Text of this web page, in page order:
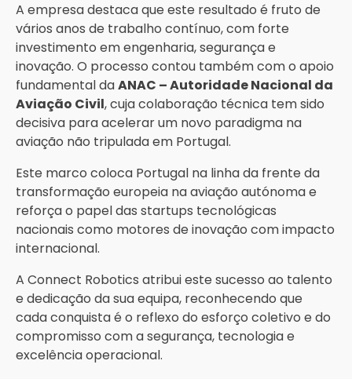
A empresa destaca que este resultado é fruto de
vários anos de trabalho contínuo, com forte
investimento em engenharia, segurança e
inovação. O processo contou também com o apoio
fundamental daANAC – Autoridade Nacional da
Aviação Civil, cuja colaboração técnica tem sido
decisiva para acelerar um novo paradigma na
aviação não tripulada em Portugal.
Este marco coloca Portugal na linha da frente da
transformação europeia na aviação autónoma e
reforça o papel das startups tecnológicas
nacionais como motores de inovação com impacto
internacional.
A Connect Robotics atribui este sucesso ao talento
e dedicação da sua equipa, reconhecendo que
cada conquista é o reflexo do esforço coletivo e do
compromisso com a segurança, tecnologia e
excelência operacional.